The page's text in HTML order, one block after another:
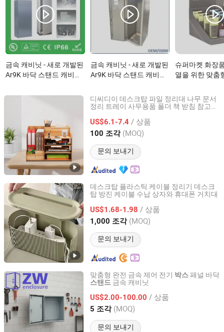
금속 캐비닛 - 새로 개발된
Ar9K 바닥 스탠드 캐비닛
스틱 인클로저이(가) 무엇
금속 캐비닛 - 새로 개발된
Ar9K 바닥 스탠드 캐비닛
엇인가요?
슈퍼마켓 화장
열을 위한 맞춤
드 박스이(가)
요?
디씨디이 데스크탑 파일 정리대 나무 문서
정리 트레이 사무용품 폴더 책 받침 참고서
US$6.1-7.4 / 상품
100 조각 (MOQ)
문의 보내기
Shenzhen Dongqiyuan Technology Co. Ltd
Guangdong, China 이후 2026
데스크탑 플라스틱 케이블 정리기 데스크
탑 방진 케이블 수납 상자와 휴대폰 거치대
US$1.68-1.98 / 상품
1,000 조각 (MOQ)
문의 보내기
Taizhou Jinhong Homeliving Co., Ltd.
Zhejiang, China 이후 2025
맞춤형 완전 금속 제어 전기 박스패널 바닥
스탠드 금속 캐비닛
US$2.00-100.00 / 상품
5 조각 (MOQ)
문의 보내기
Suzhou Zhuwei Electrical Equipment Co., Ltd.
Jiangsu, China 이후 2024